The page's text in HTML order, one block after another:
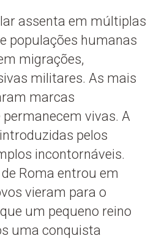
assenta em múltiplas
populações humanas
migrações,
militares. As mais
marcas
vivas. A
pelos
incontornáveis.
Roma entrou em
vieram para o
um pequeno reino
uma conquista